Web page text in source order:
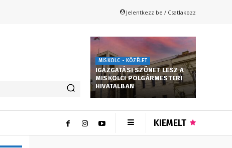
Jelentkezz be / Csatlakozz
MISKOLC - KÖZÉLET
IGAZGATÁSI SZÜNET LESZ A
MISKOLCI POLGÁRMESTERI
HIVATALBAN
KIEMELT